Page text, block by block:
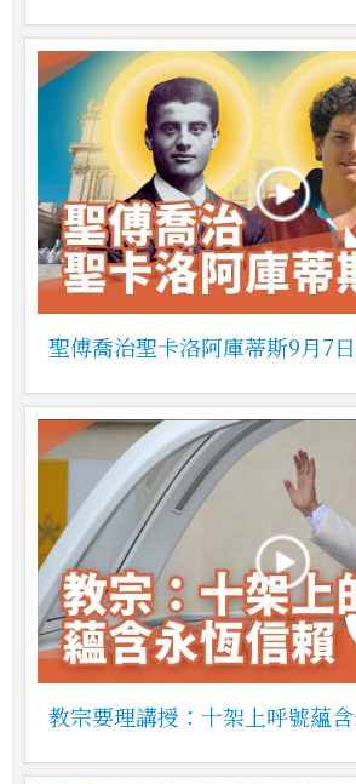
聖傅喬治聖卡洛阿庫蒂斯9月7
教宗要理講授：十架上呼號蘊